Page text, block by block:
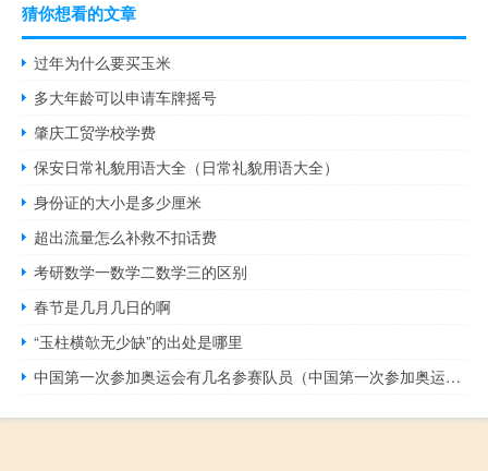
猜你想看的文章
过年为什么要买玉米
多大年龄可以申请车牌摇号
肇庆工贸学校学费
保安日常礼貌用语大全（日常礼貌用语大全）
身份证的大小是多少厘米
超出流量怎么补救不扣话费
考研数学一数学二数学三的区别
春节是几月几日的啊
“玉柱横欹无少缺”的出处是哪里
中国第一次参加奥运会有几名参赛队员（中国第一次参加奥运会）